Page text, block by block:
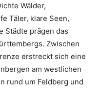
Wälder,
Täler, klare Seen,
Städte prägen das
Zwischen
erstreckt sich eine
am westlichen
rund um Feldberg und